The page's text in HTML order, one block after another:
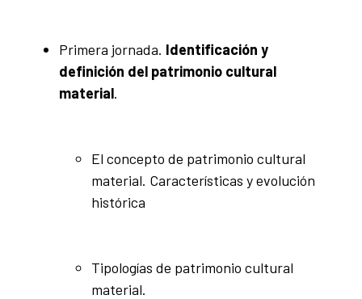
Primera jornada. Identificación y
definición del patrimonio cultural
material.
El concepto de patrimonio cultural
material. Características y evolución
histórica
Tipologías de patrimonio cultural
material.